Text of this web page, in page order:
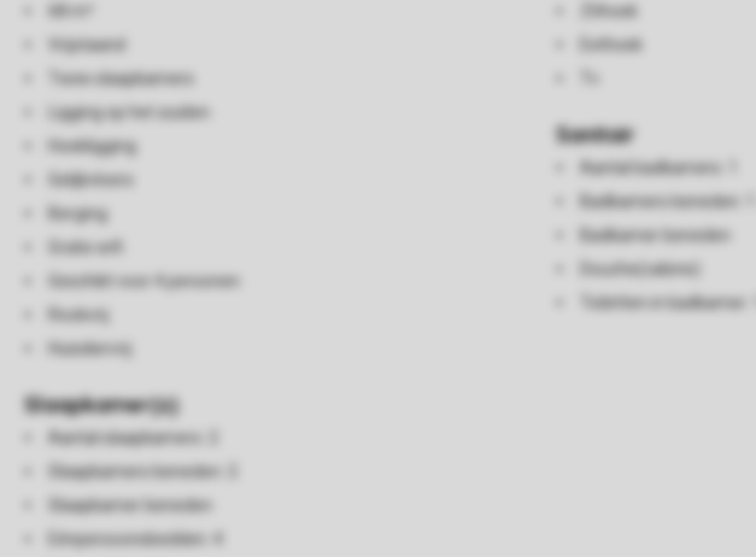
Vrijstaand
Twee slaapkamers
Ligging op het zuiden
Hoekligging
Gelijkvloers
Berging
Gratis wifi
Geschikt voor 4 personen
Rookvrij
Huisdiervrij
Slaapkamer(s)
Aantal slaapkamers: 2
Slaapkamers beneden: 2
Slaapkamer beneden
Eénpersoonsbedden: 4
Zithoek
Eethoek
Sanitair
Aantal badkamers: 1
Badkamers beneden: 1
Badkamer beneden
Douche(cabine)
Toiletten in badkamer: 1